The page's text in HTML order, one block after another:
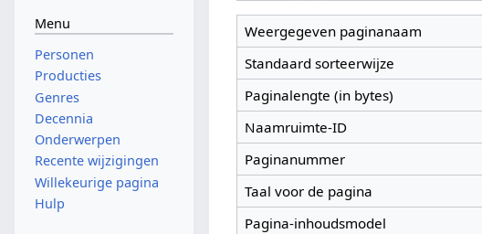
Weergegeven paginanaam
Standaard sorteerwijze
Paginalengte (in bytes)
Naamruimte-ID
Paginanummer
Taal voor de pagina
Pagina-inhoudsmodel
Menu
Personen
Producties
Genres
Decennia
Onderwerpen
Recente wijzigingen
Willekeurige pagina
Hulp